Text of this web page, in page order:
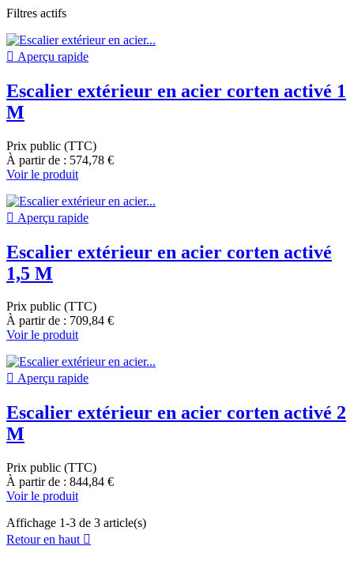
Filtres actifs
 Aperçu rapide
Escalier extérieur en acier corten activé 1
M
Prix public (TTC)
À partir de : 574,78 €
Voir le produit
 Aperçu rapide
Escalier extérieur en acier corten activé
1,5 M
Prix public (TTC)
À partir de : 709,84 €
Voir le produit
 Aperçu rapide
Escalier extérieur en acier corten activé 2
M
Prix public (TTC)
À partir de : 844,84 €
Voir le produit
Affichage 1-3 de 3 article(s)
Retour en haut 